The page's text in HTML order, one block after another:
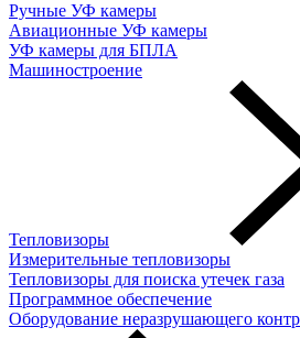
Ручные УФ камеры
Авиационные УФ камеры
УФ камеры для БПЛА
Машиностроение
Тепловизоры
Измерительные тепловизоры
Тепловизоры для поиска утечек газа
Программное обеспечение
Оборудование неразрушающего